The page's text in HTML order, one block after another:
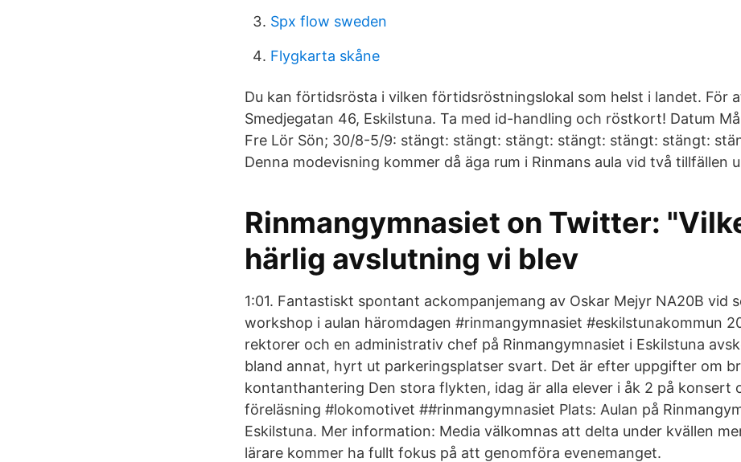
Spx flow sweden
Flygkarta skåne
Du kan förtidsrösta i vilken förtidsröstningslokal som helst i landet. För
Smedjegatan 46, Eskilstuna. Ta med id-handling och röstkort! Datum
Fre Lör Sön; 30/8-5/9: stängt: stängt: stängt: stängt: stängt: stängt:
Denna modevisning kommer då äga rum i Rinmans aula vid två tillfällen
Rinmangymnasiet on Twitter:
härlig avslutning vi blev
1:01. Fantastiskt spontant ackompanjemang av Oskar Mejyr NA20B vid
workshop i aulan häromdagen #rinmangymnasiet #eskilstunakommun
rektorer och en administrativ chef på Rinmangymnasiet i Eskilstuna
bland annat, hyrt ut parkeringsplatser svart. Det är efter uppgifter om
kontanthantering Den stora flykten, idag är alla elever i åk 2 på konsert
föreläsning #lokomotivet ##rinmangymnasiet Plats: Aulan på
Eskilstuna. Mer information: Media välkomnas att delta under kvällen
lärare kommer ha fullt fokus på att genomföra evenemanget.